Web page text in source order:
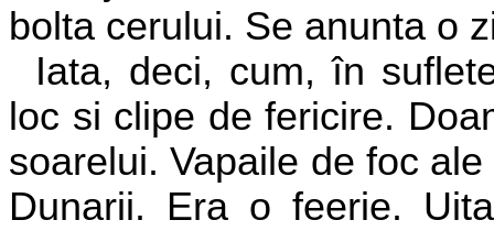
bolta cerului. Se anunta o
Iata, deci, cum, în
loc si clipe de fericire.
soarelui. Vapaile de foc
Dunarii. Era o feerie.